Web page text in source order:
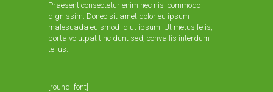
Praesent consectetur enim nec nisi commodo
dignissim. Donec sit amet dolor eu ipsum
malesuada euismod id ut ipsum. Ut metus felis,
porta volutpat tincidunt sed, convallis interdum
tellus.
[round_font]